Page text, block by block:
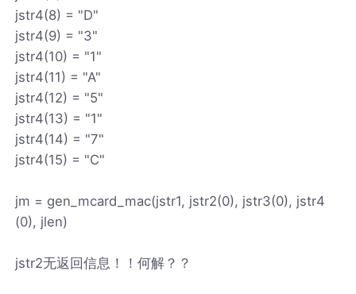
jstr4(8) = "D"
jstr4(9) = "3"
jstr4(10) = "1"
jstr4(11) = "A"
jstr4(12) = "5"
jstr4(13) = "1"
jstr4(14) = "7"
jstr4(15) = "C"
jm = gen_mcard_mac(jstr1, jstr2(0), jstr3(0), jstr4
(0), jlen)
jstr2无返回信息！！何解？？